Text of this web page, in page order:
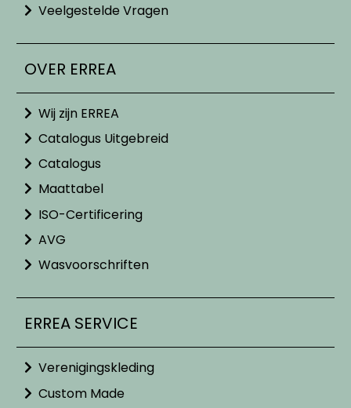
Veelgestelde Vragen
OVER ERREA
Wij zijn ERREA
Catalogus Uitgebreid
Catalogus
Maattabel
ISO-Certificering
AVG
Wasvoorschriften
ERREA SERVICE
Verenigingskleding
Custom Made